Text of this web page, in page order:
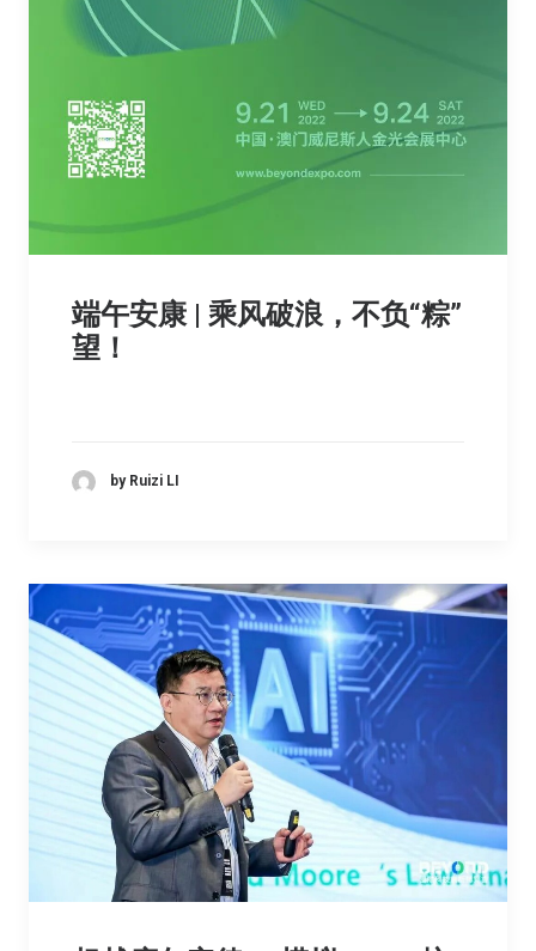
端午安康 | 乘风破浪，不负“粽”
望！
by Ruizi LI